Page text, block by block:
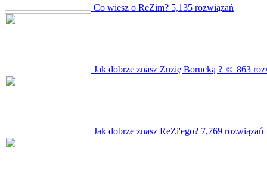
Co wiesz o ReZim? 5,135 rozwiązań
Jak dobrze znasz Zuzię Borucką ? ☺ 863
Jak dobrze znasz ReZi'ego? 7,769 rozwiązań